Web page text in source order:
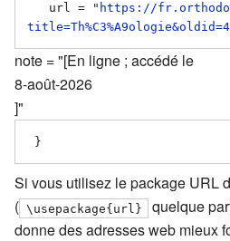
   url = "
https://
note = "[En ligne ; accédé le
8-août-2026
]"
Si vous utilisez le package URL
( \usepackage{url}
quelque
donne des adresses web mieux